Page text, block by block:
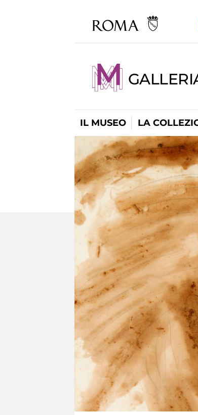
IL MUSEO LA